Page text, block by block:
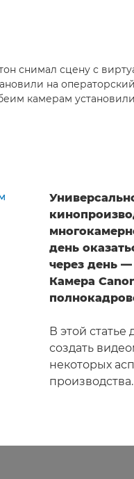
снимал сцену с
на
камерам
день
через день
Камера
В этой
создать
некоторых
производства.